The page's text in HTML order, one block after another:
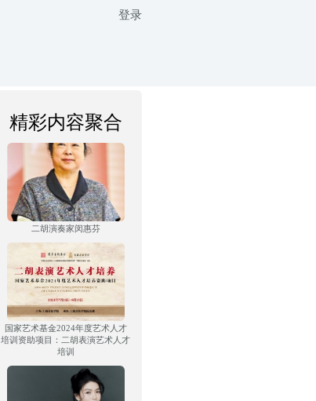
登录
精彩内容聚合
二胡演奏家闵惠芬
国家艺术基金2024年度艺术人才
培训资助项目：二胡表演艺术人才
培训